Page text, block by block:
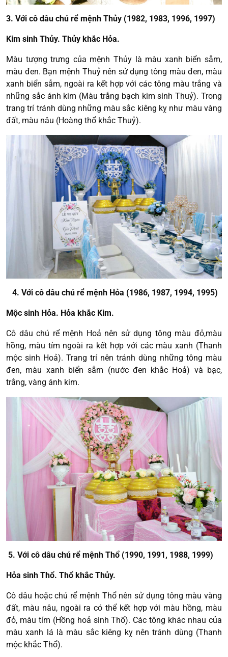
3. Với cô dâu chú rể mệnh Thủy (1982, 1983, 1996, 1997)
Kim sinh Thủy. Thủy khắc Hỏa.
Màu tượng trưng của mệnh Thủy là màu xanh biển sẫm,
màu đen. Bạn mệnh Thuỷ nên sử dụng tông màu đen, màu
xanh biển sẫm, ngoài ra kết hợp với các tông màu trắng và
những sắc ánh kim (Màu trắng bạch kim sinh Thuỷ). Trong
trang trí tránh dùng những màu sắc kiêng kỵ như màu vàng
đất, màu nâu (Hoàng thổ khắc Thuỷ).
4. Với cô dâu chú rể mệnh Hỏa (1986, 1987, 1994, 1995)
Mộc sinh Hỏa. Hỏa khắc Kim.
Cô dâu chú rể mệnh Hoả nên sử dụng tông màu đỏ,màu
hồng, màu tím ngoài ra kết hợp với các màu xanh (Thanh
mộc sinh Hoả). Trang trí nên tránh dùng những tông màu
đen, màu xanh biển sẫm (nước đen khắc Hoả) và bạc,
trắng, vàng ánh kim.
5. Với cô dâu chú rể mệnh Thổ (1990, 1991, 1988, 1999)
Hỏa sinh Thổ. Thổ khắc Thủy.
Cô dâu hoặc chú rể mệnh Thổ nên sử dụng tông màu vàng
đất, màu nâu, ngoài ra có thể kết hợp với màu hồng, màu
đỏ, màu tím (Hồng hoả sinh Thổ). Các tông khác nhau của
màu xanh lá là màu sắc kiêng kỵ nên tránh dùng (Thanh
mộc khắc Thổ).